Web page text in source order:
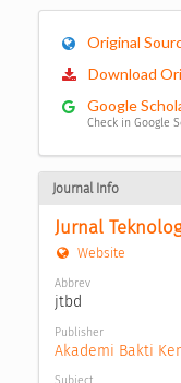
Original
Download
Google
Check in Google
Journal Info
Jurnal
Website
Abbrev
jtbd
Publisher
Akademi Bakti